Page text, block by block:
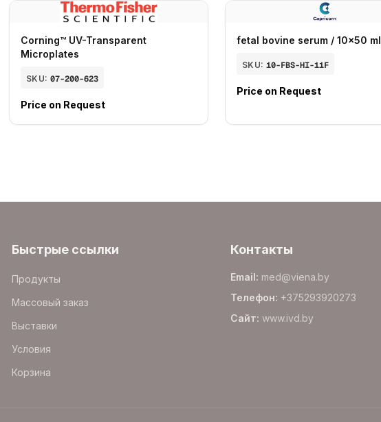
Corning™ UV-Transparent
Microplates
SKU: 07-200-623
Price on Request
fetal bovine serum / 10x50 ml
SKU: 10-FBS-HI-11F
Price on Request
Быстрые ссылки
Продукты
Массовый заказ
Выставки
Условия
Корзина
Контакты
Email: med@viena.by
Телефон: +375293920273
Сайт: www.ivd.by